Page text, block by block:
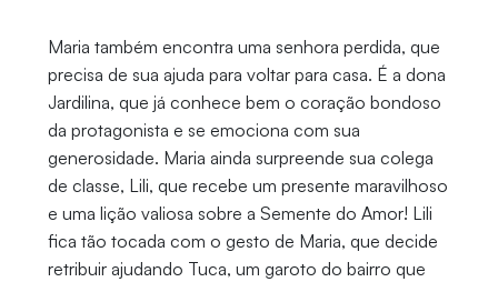
Maria também encontra uma senhora perdida, que
precisa de sua ajuda para voltar para casa. É a dona
Jardilina, que já conhece bem o coração bondoso
da protagonista e se emociona com sua
generosidade. Maria ainda surpreende sua colega
de classe, Lili, que recebe um presente maravilhoso
e uma lição valiosa sobre a Semente do Amor! Lili
fica tão tocada com o gesto de Maria, que decide
retribuir ajudando Tuca, um garoto do bairro que